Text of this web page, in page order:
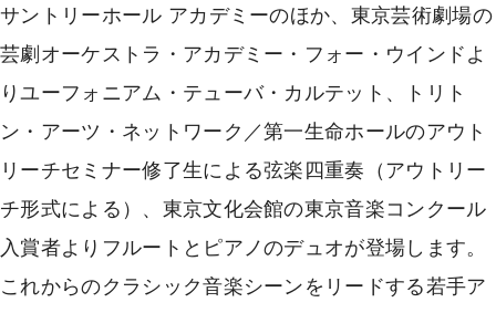
サントリーホール アカデミーのほか、東京芸術劇場の
芸劇オーケストラ・アカデミー・フォー・ウインドよ
りユーフォニアム・テューバ・カルテット、トリト
ン・アーツ・ネットワーク／第一生命ホールのアウト
リーチセミナー修了生による弦楽四重奏（アウトリー
チ形式による）、東京文化会館の東京音楽コンクール
入賞者よりフルートとピアノのデュオが登場します。
これからのクラシック音楽シーンをリードする若手ア